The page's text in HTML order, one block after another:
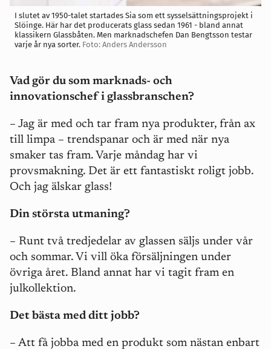
I slutet av 1950-talet startades Sia som ett sysselsättningsprojekt i
Slöinge. Här har det producerats glass sedan 1961 - bland annat
klassikern Glassbåten. Men marknadschefen Dan Bengtsson testar
varje år nya sorter. Foto: Anders Andersson
Vad gör du som marknads- och
innovationschef i glassbranschen?
– Jag är med och tar fram nya produkter, från ax
till limpa – trendspanar och är med när nya
smaker tas fram. Varje måndag har vi
provsmakning. Det är ett fantastiskt roligt jobb.
Och jag älskar glass!
Din största utmaning?
– Runt två tredjedelar av glassen säljs under vår
och sommar. Vi vill öka försäljningen under
övriga året. Bland annat har vi tagit fram en
julkollektion.
Det bästa med ditt jobb?
– Att få jobba med en produkt som nästan enbart